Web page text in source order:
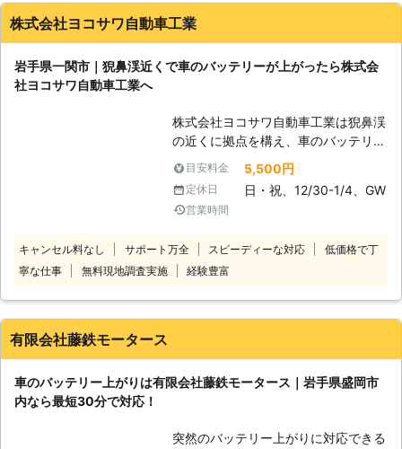
す。 またエンジンだけではなくカー
ナビやオーディオといった、電気を利
って動かなくなってしまいます。
できます 車のバッテリーが上がって
しまったことに気づくのは、車を運転
しようとしたけれどうんともすんとも
動かないときです。実際に運転をしよ
うとしたその瞬間に気が付くので、時
う。 そんなときこそ、弊社「株式会
社クイックキャット」の出番です！弊
社は、24時間365日対応していま
す。毎日いつでもお客様のご依頼に備
えて準備しているからこそ、お客様か
30分で対応できるので、バッテリー
のトラブルに迅速に解決して、車を走
にでも運転ができる状況になるように
株式会社ヨコサワ自動車工業
岩手県一関市｜猊鼻渓近くで車のバッテリーが上がったら株式会
社ヨコサワ自動車工業へ
株式会社ヨコサワ自動車工業は猊鼻渓
の近くに拠点を構え、車のバッテリー
上がりに対応しています。「エンジン
が動かない！」とお困りのときにはご
連絡くださ
い。
【最短10分駆けつけ！
バッテリー上がりは当店へ】 車のバ
ー上がりは迅速対応が肝心ですよね。
対応している当店にまずはご連絡くだ
目安料金 5,500円
定休日 日・祝、12/30-1/4、GW
営業時間
キャンセル料なし サポート万全 スピーディーな対応
低価格で丁
寧な仕事
無料現地調査実施 経験豊富
有限会社藤鉄モータース
車のバッテリー上がりは有限会社藤鉄モータース｜岩手県盛岡市
内なら最短30分で対応！
突然のバッテリー上がりに対応できる